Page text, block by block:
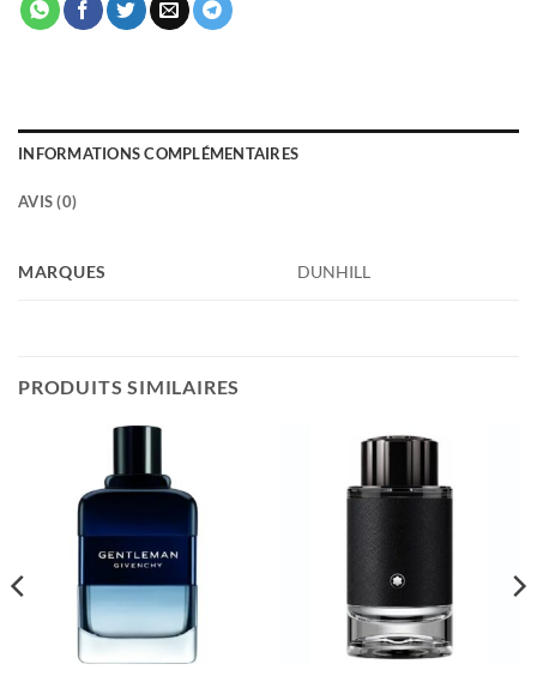
INFORMATIONS COMPLÉMENTAIRES
AVIS (0)
MARQUES DUNHILL
PRODUITS SIMILAIRES